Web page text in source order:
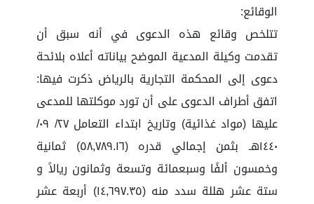
الوقائع:
تتلخص وقائع هذه الدعوى في أنه سبق أن
تقدمت وكيلة المدعية الموضح بياناته أعلاه بلائحة
دعوى إلى المحكمة التجارية بالرياض ذكرت فيها:
اتفق أطراف الدعوى على أن تورد موكلتها للمدعى
عليها (مواد غذائية) وتاريخ ابتداء التعامل ٢٧/ ٠٩/
١٤٤٠هـ بثمن إجمالي قدره (٥٨,٧٨٩.١٦) ثمانية
وخمسون ألفًا وسبعمائة وتسعة وثمانون ريالاً و
ستة عشر هللة سدد منه (١٤,٦٩٧.٣٥) أربعة عشر